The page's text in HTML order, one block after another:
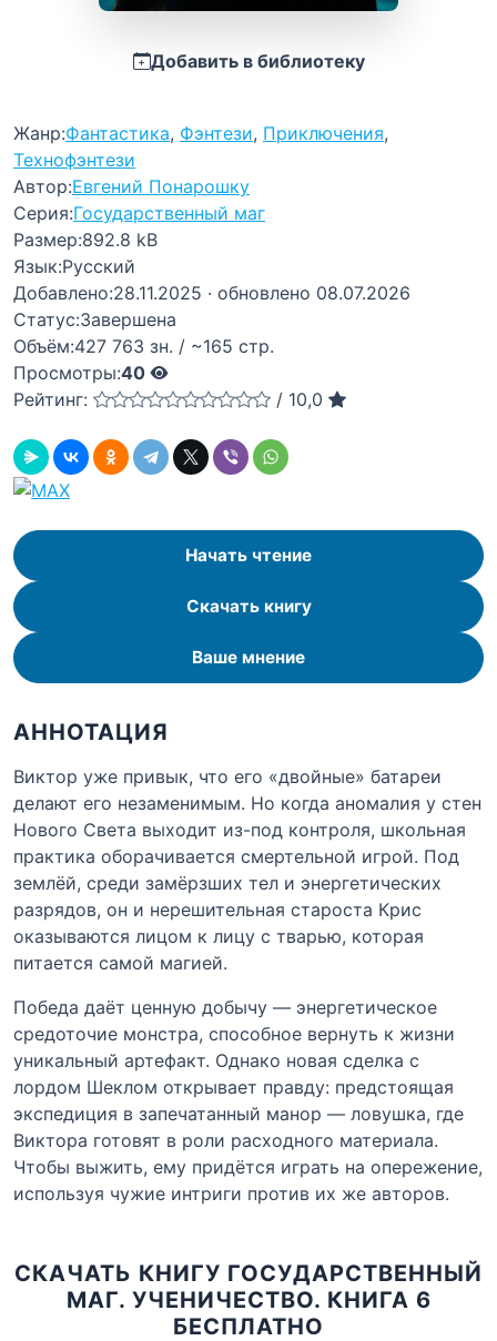
Добавить в библиотеку
Жанр:Фантастика, Фэнтези, Приключения,
Технофэнтези
Автор:Евгений Понарошку
Серия:Государственный маг
Размер:892.8 kB
Язык:Русский
Добавлено:28.11.2025 · обновлено 08.07.2026
Статус:Завершена
Объём:427 763 зн. / ~165 стр.
Просмотры:40
Рейтинг:
/ 10,0
Начать чтение
Скачать книгу
Ваше мнение
АННОТАЦИЯ
Виктор уже привык, что его «двойные» батареи
делают его незаменимым. Но когда аномалия у стен
Нового Света выходит из-под контроля, школьная
практика оборачивается смертельной игрой. Под
землёй, среди замёрзших тел и энергетических
разрядов, он и нерешительная староста Крис
оказываются лицом к лицу с тварью, которая
питается самой магией.
Победа даёт ценную добычу — энергетическое
средоточие монстра, способное вернуть к жизни
уникальный артефакт. Однако новая сделка с
лордом Шеклом открывает правду: предстоящая
экспедиция в запечатанный манор — ловушка, где
Виктора готовят в роли расходного материала.
Чтобы выжить, ему придётся играть на опережение,
используя чужие интриги против их же авторов.
СКАЧАТЬ КНИГУ ГОСУДАРСТВЕННЫЙ
МАГ. УЧЕНИЧЕСТВО. КНИГА 6
БЕСПЛАТНО